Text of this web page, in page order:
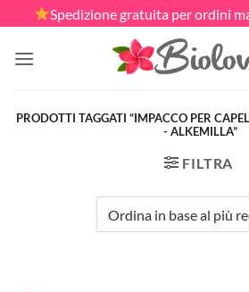
ai
contenuti
Spedizione gratuita per ordini
PRODOTTI TAGGATI “IMPACCO PER
- ALKEMILLA”
FILTRA